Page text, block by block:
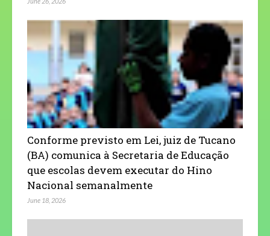
Conforme previsto em Lei, juiz de Tucano
(BA) comunica à Secretaria de Educação
que escolas devem executar do Hino
Nacional semanalmente
June 18, 2026